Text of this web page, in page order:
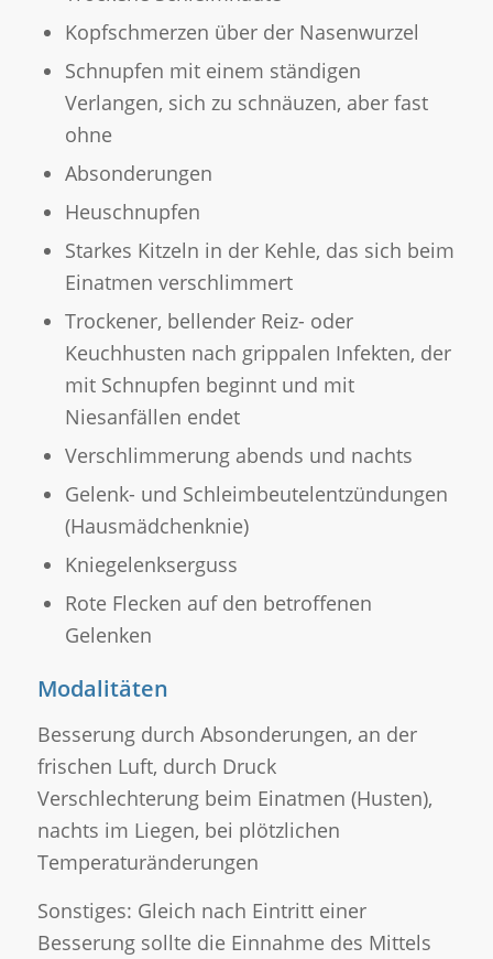
Kopfschmerzen über der Nasenwurzel
Schnupfen mit einem ständigen
Verlangen, sich zu schnäuzen, aber fast
ohne
Absonderungen
Heuschnupfen
Starkes Kitzeln in der Kehle, das sich beim
Einatmen verschlimmert
Trockener, bellender Reiz- oder
Keuchhusten nach grippalen Infekten, der
mit Schnupfen beginnt und mit
Niesanfällen endet
Verschlimmerung abends und nachts
Gelenk- und Schleimbeutelentzündungen
(Hausmädchenknie)
Kniegelenkserguss
Rote Flecken auf den betroffenen
Gelenken
Modalitäten
Besserung durch Absonderungen, an der
frischen Luft, durch Druck
Verschlechterung beim Einatmen (Husten),
nachts im Liegen, bei plötzlichen
Temperaturänderungen
Sonstiges: Gleich nach Eintritt einer
Besserung sollte die Einnahme des Mittels